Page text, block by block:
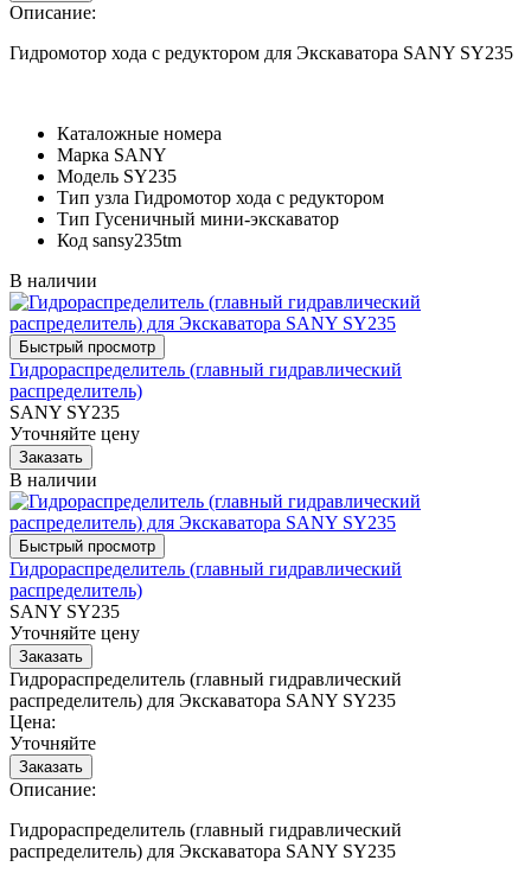
Описание:
Гидромотор хода с редуктором для Экскаватора SANY SY235
Каталожные номера
Марка SANY
Модель SY235
Тип узла Гидромотор хода с редуктором
Тип Гусеничный мини-экскаватор
Код sansy235tm
В наличии
Гидрораспределитель (главный гидравлический
распределитель)
SANY SY235
Уточняйте цену
В наличии
Гидрораспределитель (главный гидравлический
распределитель)
SANY SY235
Уточняйте цену
Гидрораспределитель (главный гидравлический
распределитель) для Экскаватора SANY SY235
Цена:
Уточняйте
Описание:
Гидрораспределитель (главный гидравлический
распределитель) для Экскаватора SANY SY235